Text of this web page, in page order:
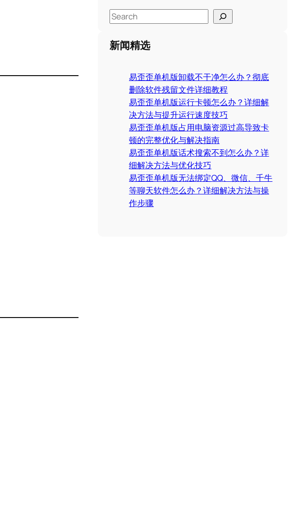
S
e
a
r
新闻精选
易歪歪单机版卸载不干净怎么办？彻底
删除软件残留文件详细教程
易歪歪单机版运行卡顿怎么办？详细解
决方法与提升运行速度技巧
易歪歪单机版占用电脑资源过高导致卡
顿的完整优化与解决指南
易歪歪单机版话术搜索不到怎么办？详
细解决方法与优化技巧
易歪歪单机版无法绑定QQ、微信、千牛
等聊天软件怎么办？详细解决方法与操
作步骤